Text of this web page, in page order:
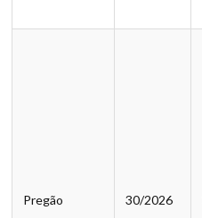
Pregão 30/2026